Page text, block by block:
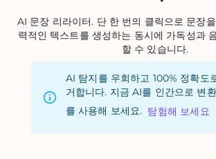
AI 문장 리라이터. 단 한 번의 클릭으로 문장
력적인 텍스트를 생성하는 동시에 가독성과
할 수 있습니다.
AI 탐지를 우회하고 100% 정확도
거합니다. 지금 AI를 인간으로 변
를 사용해 보세요. 탐험해 보세요